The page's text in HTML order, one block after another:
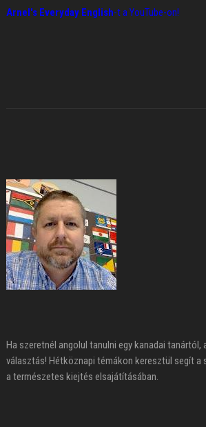
Arnel's Everyday English-t a YouTube-on!
Ha szeretnél angolul tanulni egy kanadai
választás! Hétköznapi témákon keresztül segít a
a természetes kiejtés elsajátításában.